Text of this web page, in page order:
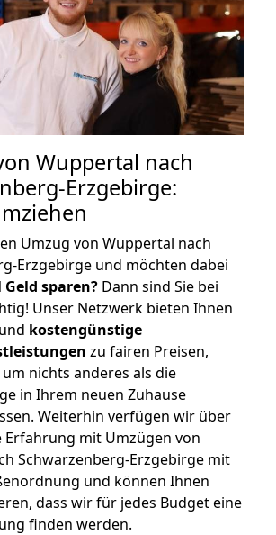
Wuppertal nach
Erzgebirge:
Umzug von Wuppertal nach
Erzgebirge und möchten dabei
Geld sparen? Dann sind Sie bei
Unser Netzwerk bieten Ihnen
und kostengünstige
zu fairen Preisen,
nichts anderes als die
in Ihrem neuen Zuhause
Weiterhin verfügen wir über
mit Umzügen von
Schwarzenberg-Erzgebirge mit
und können Ihnen
dass wir für jedes Budget eine
finden werden.